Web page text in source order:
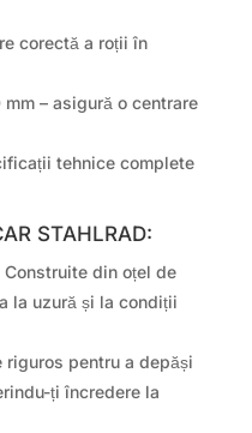
corectă a roții în
– asigură o centrare
tehnice complete
STAHLRAD:
Construite din oțel de
la uzură și la condiții
riguros pentru a depăși
ți încredere la